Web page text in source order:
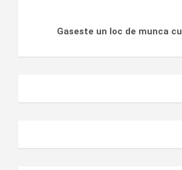
Gaseste un loc de munca cu